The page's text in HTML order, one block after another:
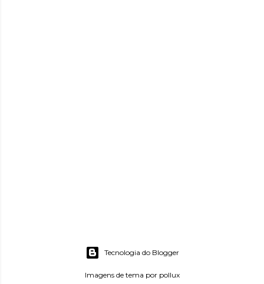
Tecnologia do Blogger
Imagens de tema por pollux